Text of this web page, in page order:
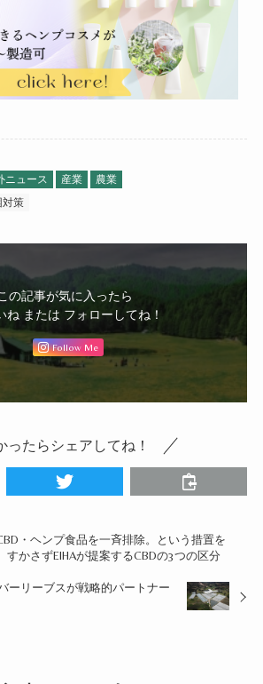
ニュース 産業
農業
対策
の記事が気に入ったら
ね または フォローしてね！
Follow Me
ったらシェアしてね！
・ヘンプ食品を一斉排除。という措置を
すかさずEIHAが提案するCBDの3つの区分
ーリーブスが戦略的パートナー